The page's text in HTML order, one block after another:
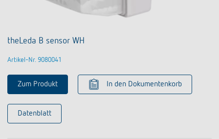
theLeda B sensor WH
Artikel-Nr. 9080041
Zum Produkt In den Dokumentenkorb
Datenblatt